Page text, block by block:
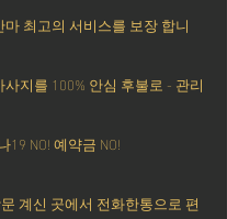
최고의 서비스를 보장 합니
지를 100% 안심 후불로 - 관리
19 NO! 예약금 NO!
계신 곳에서 전화한통으로 편